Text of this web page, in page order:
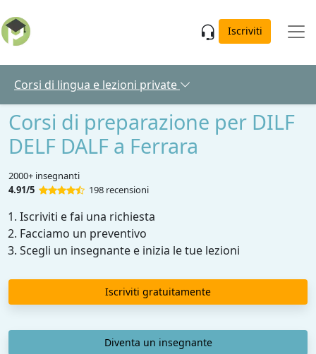
Iscriviti
Corsi di lingua e lezioni private
Corsi di preparazione per DILF
DELF DALF a Ferrara
2000+ insegnanti
4.91/5
198 recensioni
Iscriviti e fai una richiesta
Facciamo un preventivo
Scegli un insegnante e inizia le tue lezioni
Iscriviti gratuitamente
Diventa un insegnante